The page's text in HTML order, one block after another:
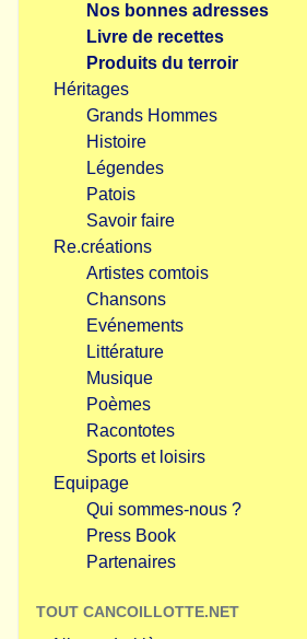
Nos bonnes adresses
Livre de recettes
Produits du terroir
Héritages
Grands Hommes
Histoire
Légendes
Patois
Savoir faire
Re.créations
Artistes comtois
Chansons
Evénements
Littérature
Musique
Poèmes
Racontotes
Sports et loisirs
Equipage
Qui sommes-nous ?
Press Book
Partenaires
TOUT CANCOILLOTTE.NET